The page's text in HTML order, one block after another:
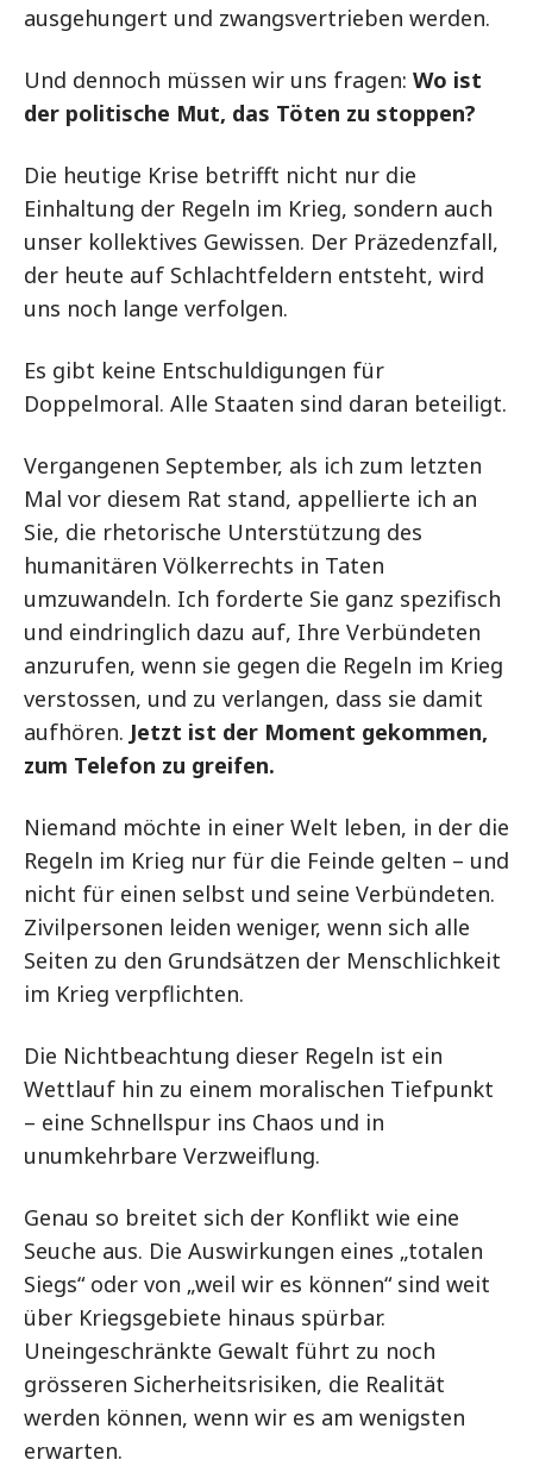
ausgehungert und zwangsvertrieben werden.
Und dennoch müssen wir uns fragen: Wo ist
der politische Mut, das Töten zu stoppen?
Die heutige Krise betrifft nicht nur die
Einhaltung der Regeln im Krieg, sondern auch
unser kollektives Gewissen. Der Präzedenzfall,
der heute auf Schlachtfeldern entsteht, wird
uns noch lange verfolgen.
Es gibt keine Entschuldigungen für
Doppelmoral. Alle Staaten sind daran beteiligt.
Vergangenen September, als ich zum letzten
Mal vor diesem Rat stand, appellierte ich an
Sie, die rhetorische Unterstützung des
humanitären Völkerrechts in Taten
umzuwandeln. Ich forderte Sie ganz spezifisch
und eindringlich dazu auf, Ihre Verbündeten
anzurufen, wenn sie gegen die Regeln im Krieg
verstossen, und zu verlangen, dass sie damit
aufhören. Jetzt ist der Moment gekommen,
zum Telefon zu greifen.
Niemand möchte in einer Welt leben, in der die
Regeln im Krieg nur für die Feinde gelten – und
nicht für einen selbst und seine Verbündeten.
Zivilpersonen leiden weniger, wenn sich alle
Seiten zu den Grundsätzen der Menschlichkeit
im Krieg verpflichten.
Die Nichtbeachtung dieser Regeln ist ein
Wettlauf hin zu einem moralischen Tiefpunkt
– eine Schnellspur ins Chaos und in
unumkehrbare Verzweiflung.
Genau so breitet sich der Konflikt wie eine
Seuche aus. Die Auswirkungen eines „totalen
Siegs“ oder von „weil wir es können“ sind weit
über Kriegsgebiete hinaus spürbar.
Uneingeschränkte Gewalt führt zu noch
grösseren Sicherheitsrisiken, die Realität
werden können, wenn wir es am wenigsten
erwarten.